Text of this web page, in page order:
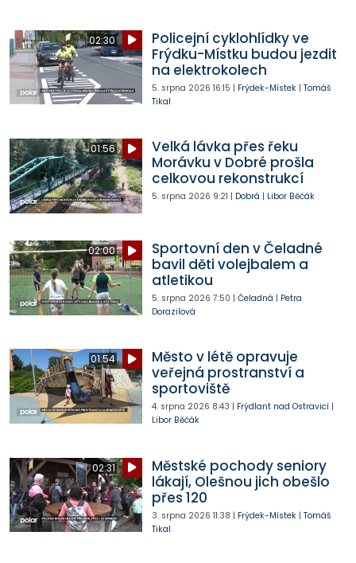
02:30
Policejní cyklohlídky ve
Frýdku-Místku budou jezdit
na elektrokolech
5. srpna 2026 16:15 | Frýdek-Místek| Tomáš
Tikal
01:56
Velká lávka přes řeku
Morávku v Dobré prošla
celkovou rekonstrukcí
5. srpna 2026 9:21 | Dobrá | Libor Běčák
02:00
Sportovní den v Čeladné
bavil děti volejbalem a
atletikou
5. srpna 2026 7:50 | Čeladná | Petra
Dorazilová
01:54
Město v létě opravuje
veřejná prostranství a
sportoviště
4. srpna 2026 8:43 | Frýdlant nad Ostravicí|
Libor Běčák
02:31
Městské pochody seniory
lákají, Olešnou jich obešlo
přes 120
3. srpna 2026 11:38 | Frýdek-Místek| Tomáš
Tikal